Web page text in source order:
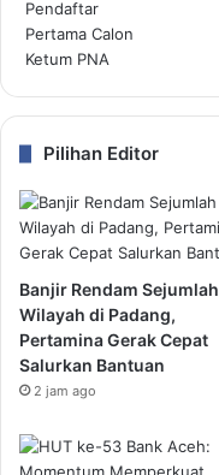
Pilihan Editor
Banjir Rendam Sejumlah
Wilayah di Padang,
Pertamina Gerak Cepat
Salurkan Bantuan
2 jam ago